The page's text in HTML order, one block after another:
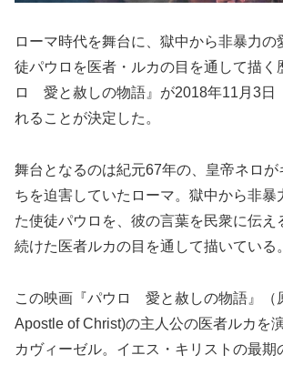
ローマ時代を舞台に、獄中から非暴力の
徒パウロを医者・ルカの目を通して描く
ロ 愛と赦しの物語』が2018年11月3日
れることが決定した。
舞台となるのは紀元67年の、皇帝ネロが
ちを迫害していたローマ。獄中から非暴
た使徒パウロを、彼の言葉を民衆に伝え
続けた医者ルカの目を通して描いている。
この映画『パウロ 愛と赦しの物語』（
Apostle of Christ)の主人公の医者ルカを
カヴィーゼル。イエス・キリストの最期